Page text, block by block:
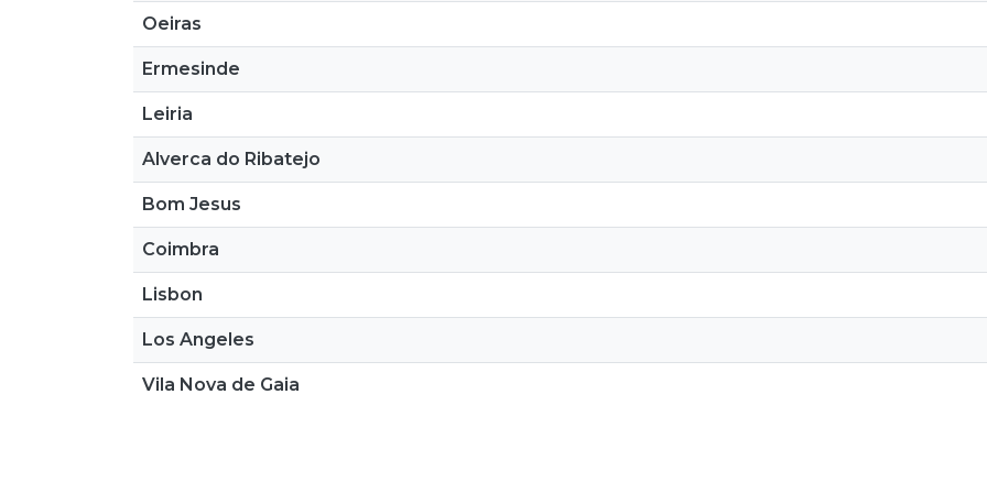
Oeiras
Ermesinde
Leiria
Alverca do Ribatejo
Bom Jesus
Coimbra
Lisbon
Los Angeles
Vila Nova de Gaia